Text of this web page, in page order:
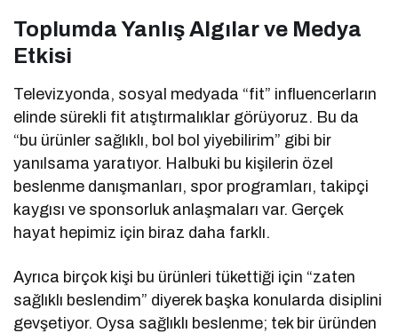
Toplumda Yanlış Algılar ve Medya
Etkisi
Televizyonda, sosyal medyada “fit” influencerların
elinde sürekli fit atıştırmalıklar görüyoruz. Bu da
“bu ürünler sağlıklı, bol bol yiyebilirim” gibi bir
yanılsama yaratıyor. Halbuki bu kişilerin özel
beslenme danışmanları, spor programları, takipçi
kaygısı ve sponsorluk anlaşmaları var. Gerçek
hayat hepimiz için biraz daha farklı.
Ayrıca birçok kişi bu ürünleri tükettiği için “zaten
sağlıklı beslendim” diyerek başka konularda disiplini
gevşetiyor. Oysa sağlıklı beslenme; tek bir üründen